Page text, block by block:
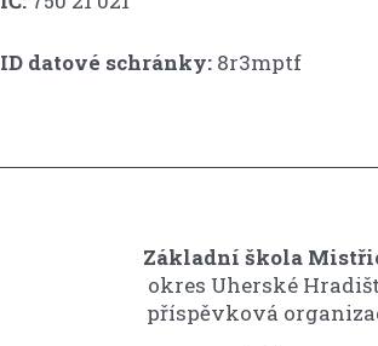
ID datové schránky: 8r3mptf
Základní škola
okres Uherské
příspěvková